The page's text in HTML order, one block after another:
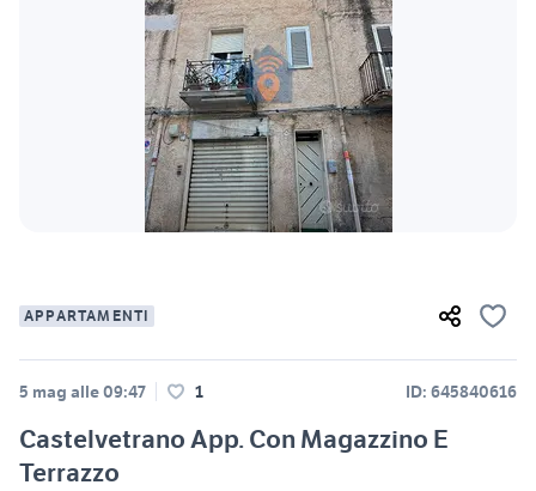
APPARTAMENTI
5 mag alle 09:47 1 ID: 645840616
Castelvetrano App. Con Magazzino E
Terrazzo